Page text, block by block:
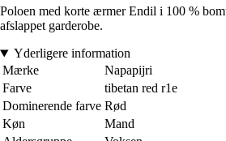
Poloen med korte ærmer Endil i 100 %
afslappet garderobe.
Yderligere information
Mærke
Napapijri
Farve
tibetan red r1e
Dominerende farve Rød
Køn
Mand